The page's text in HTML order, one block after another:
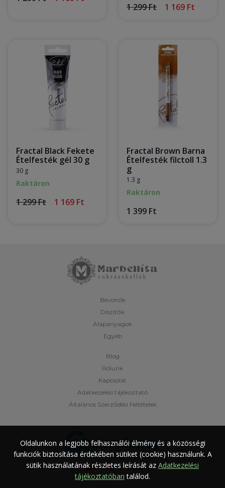
1 299 Ft 1 169 Ft
Fractal Black Fekete
Ételfesték gél 30 g
30 g
Raktáron
1 299 Ft 1 169 Ft
Fractal Brown Barna
Ételfesték filctoll 1.3
g
1.3 g
Raktáron
1 399 Ft
Oldalunkon a legjobb felhasználói élmény és a közösségi
funkciók biztosítása érdekében sütiket (cookie) használunk. A
sütik használatának részletes leírását az Adatkezelési
tájékoztatóban találod.
Bevonók
Díszítők
Alapanyagok
Egyéb
Blog
Rólunk
Kapcsolat
Adatkezelési tájékoztató
Általános Szerződési Feltételek